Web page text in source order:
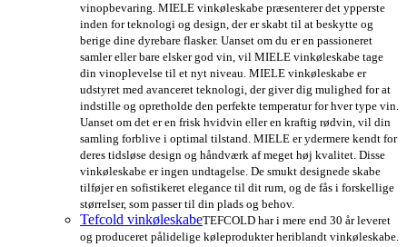
vinopbevaring. MIELE vinkøleskabe præsenterer det ypperste
inden for teknologi og design, der er skabt til at beskytte og
berige dine dyrebare flasker. Uanset om du er en passioneret
samler eller bare elsker god vin, vil MIELE vinkøleskabe tage
din vinoplevelse til et nyt niveau. MIELE vinkøleskabe er
udstyret med avanceret teknologi, der giver dig mulighed for at
indstille og opretholde den perfekte temperatur for hver type vin.
Uanset om det er en frisk hvidvin eller en kraftig rødvin, vil din
samling forblive i optimal tilstand. MIELE er ydermere kendt for
deres tidsløse design og håndværk af meget høj kvalitet. Disse
vinkøleskabe er ingen undtagelse. De smukt designede skabe
tilføjer en sofistikeret elegance til dit rum, og de fås i forskellige
størrelser, som passer til din plads og behov.
Tefcold vinkøleskabeTEFCOLD har i mere end 30 år leveret
og produceret pålidelige køleprodukter heriblandt vinkøleskabe.